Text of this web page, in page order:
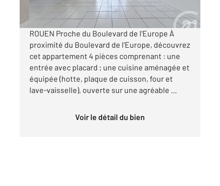
par mois charges comprises
ROUEN Proche du Boulevard de l'Europe À
proximité du Boulevard de l'Europe, découvrez
cet appartement 4 pièces comprenant : une
entrée avec placard ; une cuisine aménagée et
équipée (hotte, plaque de cuisson, four et
lave-vaisselle), ouverte sur une agréable ...
Voir le détail du bien